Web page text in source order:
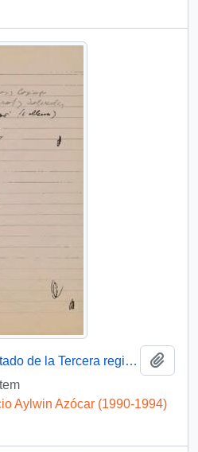
[Información sobre el estado de la Tercera región}
Item
Aylwin Azócar (1990-1994)